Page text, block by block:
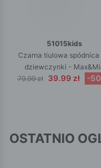
51015kids
Czarna tiulowa spódnica
dziewczynki -
79.99 zł
39.99 zł -
OSTATNIO